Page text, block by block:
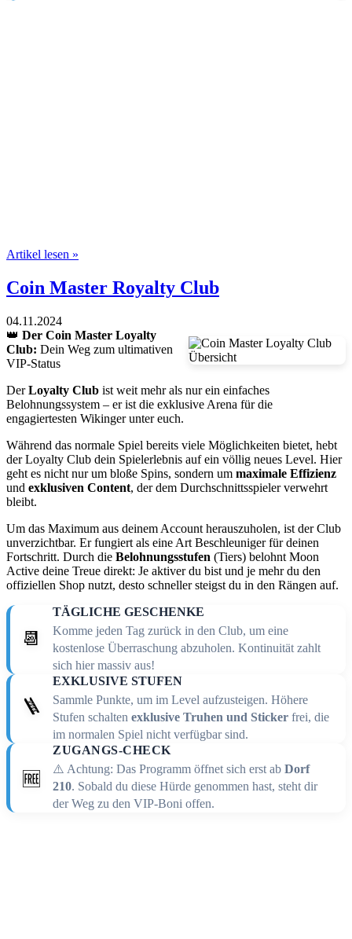
Artikel lesen »
Coin Master Royalty Club
04.11.2024
👑 Der Coin Master Loyalty
Club: Dein Weg zum ultimativen
VIP-Status
DerLoyalty Club ist weit mehr als nur ein einfaches
Belohnungssystem – er ist die exklusive Arena für die
engagiertesten Wikinger unter euch.
Während das normale Spiel bereits viele Möglichkeiten bietet, hebt
der Loyalty Club dein Spielerlebnis auf ein völlig neues Level. Hier
geht es nicht nur um bloße Spins, sondern um maximale Effizienz
und exklusiven Content, der dem Durchschnittsspieler verwehrt
bleibt.
Um das Maximum aus deinem Account herauszuholen, ist der Club
unverzichtbar. Er fungiert als eine Art Beschleuniger für deinen
Fortschritt. Durch die Belohnungsstufen (Tiers) belohnt Moon
Active deine Treue direkt: Je aktiver du bist und je mehr du den
offiziellen Shop nutzt, desto schneller steigst du in den Rängen auf.
📆
TÄGLICHE GESCHENKE
Komme jeden Tag zurück in den Club, um eine
kostenlose Überraschung abzuholen. Kontinuität zahlt
sich hier massiv aus!
🪜
EXKLUSIVE STUFEN
Sammle Punkte, um im Level aufzusteigen. Höhere
Stufen schalten exklusive Truhen und Sticker frei, die
im normalen Spiel nicht verfügbar sind.
🆓
ZUGANGS-CHECK
⚠️ Achtung: Das Programm öffnet sich erst ab Dorf
210. Sobald du diese Hürde genommen hast, steht dir
der Weg zu den VIP-Boni offen.